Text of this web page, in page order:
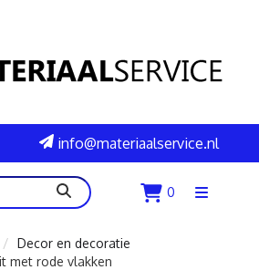
info@materiaalservice.nl
zoeken 0
Menu
Decor en decoratie
met rode vlakken